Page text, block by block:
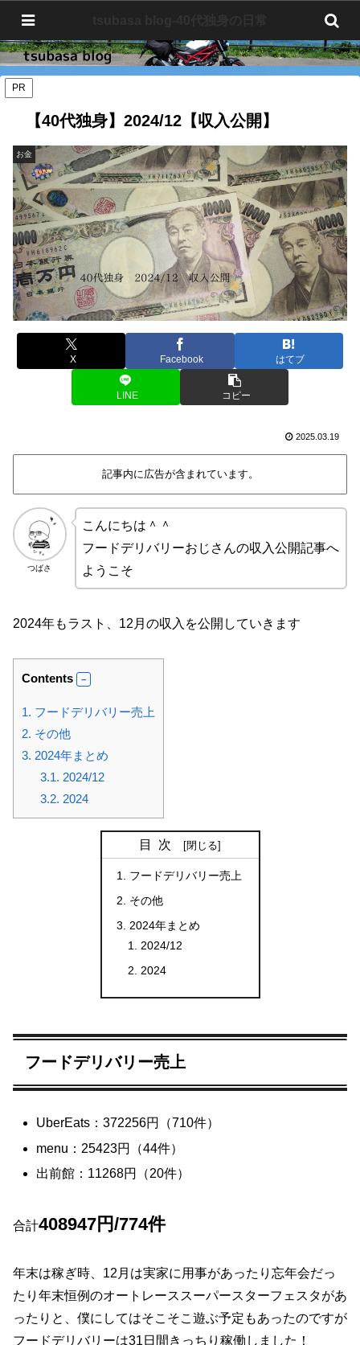
PR
【40代独身】2024/12【収入公開】
お金
X Facebook はてブ
LINE コピー
2025.03.19
記事内に広告が含まれています。
つばさ
こんにちは＾＾
フードデリバリーおじさんの収入公開記事へ
ようこそ
2024年もラスト、12月の収入を公開していきます
Contents
1. フードデリバリー売上
2. その他
3. 2024年まとめ
3.1. 2024/12
3.2. 2024
目次
フードデリバリー売上
その他
2024年まとめ
2024/12
2024
フードデリバリー売上
UberEats：372256円（710件）
menu：25423円（44件）
出前館：11268円（20件）
合計408947円/774件
年末は稼ぎ時、12月は実家に用事があったり忘年会だっ
たり年末恒例のオートレーススーパースターフェスタがあ
ったりと、僕にしてはそこそこ遊ぶ予定もあったのですが
フードデリバリーは31日間きっちり稼働しました！